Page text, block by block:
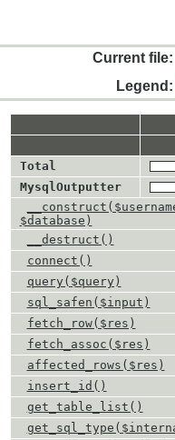
Current file:
Legend:
Total
MysqlOutputter
$database)
__destruct()
connect()
query($query)
sql_safen($input)
fetch_row($res)
fetch_assoc($res)
affected_rows($res)
insert_id()
get_table_list()